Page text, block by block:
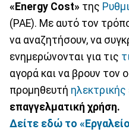
« Energy Cost» της
(ΡΑΕ). Με αυτό τον
να αναζητήσουν, να
ενημερώνονται για τις
αγορά και να βρουν τον
προμηθευτή ηλεκτρικής
επαγγελματική χρήση.
Δείτε εδώ το